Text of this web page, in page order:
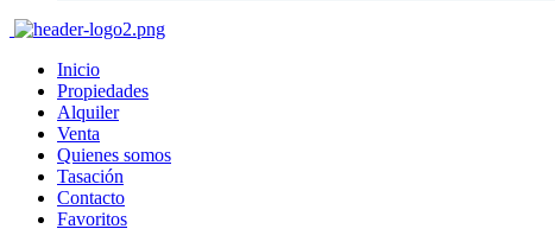
Inicio
Propiedades
Alquiler
Venta
Quienes somos
Tasación
Contacto
Favoritos